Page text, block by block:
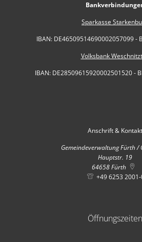
Sparkasse
IBAN: DE46509514690002057099 -
Volksbank
IBAN: DE28509615920002501520 -
Anschrift & Kontakt
Gemeindeverwaltung Fürth /
Hauptstr. 19
64658 Fürth
+49 6253
Öffnungszeiten